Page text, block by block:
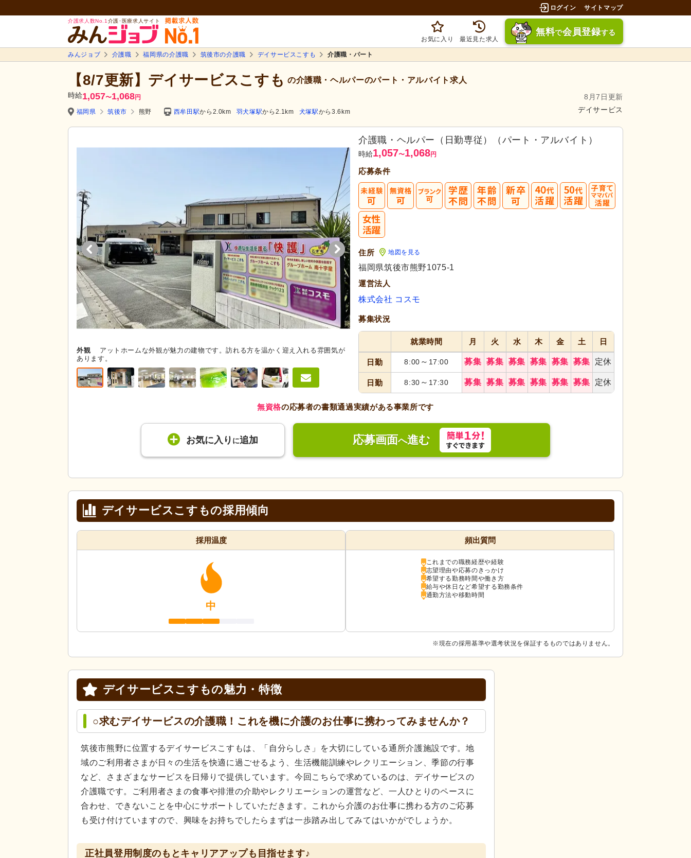
ログイン サイトマップ
介護求人数No.1 介護･医療求人サイト
お気に入り 最近見た求人
無料で会員登録する
みんジョブ 介護職 福岡県の介護職 筑後市の介護職 デイサービスこすも 介護職・パート
【8/7更新】デイサービスこすも の介護職・ヘルパーのパート・アルバイト求人
時給1,057〜1,068円
8月7日更新
デイサービス
福岡県 筑後市 熊野 西牟田駅から2.0km 羽犬塚駅から2.1km 犬塚駅から3.6km
外観
アットホームな外観が魅力の建物です。訪れる方を温かく迎え入れる雰囲気が
あります。
エントランス
広々としたエントランスは、明るく開放的な雰囲気です。外出時の動
線もスムーズに確保されています。
介護職・ヘルパー（日勤専従）（パート・アルバイト）
時給1,057〜1,068円
応募条件
住所 地図を見る
福岡県筑後市熊野1075-1
運営法人
株式会社 コスモ
募集状況
就業時間 月 火 水 木 金 土 日
日勤 8:00 ～ 17:00 募集 募集 募集 募集 募集 募集 定休
日勤 8:30 ～ 17:30 募集 募集 募集 募集 募集 募集 定休
無資格の応募者の書類通過実績がある事業所です
お気に入り に追加 応募画面へ進む
デイサービスこすもの採用傾向
採用温度
中
頻出質問
これまでの職務経歴や経験
志望理由や応募のきっかけ
希望する勤務時間や働き方
給与や休日など希望する勤務条件
通勤方法や移動時間
※現在の採用基準や選考状況を保証するものではありません。
デイサービスこすもの魅力・特徴
○求むデイサービスの介護職！これを機に介護のお仕事に携わってみませんか？
筑後市熊野に位置するデイサービスこすもは、「自分らしさ」を大切にしている通所介護施設です。地
域のご利用者さまが日々の生活を快適に過ごせるよう、生活機能訓練やレクリエーション、季節の行事
など、さまざまなサービスを日帰りで提供しています。今回こちらで求めているのは、デイサービスの
介護職です。ご利用者さまの食事や排泄の介助やレクリエーションの運営など、一人ひとりのペースに
合わせ、できないことを中心にサポートしていただきます。これから介護のお仕事に携わる方のご応募
も受け付けていますので、興味をお持ちでしたらまずは一歩踏み出してみてはいかがでしょうか。
正社員登用制度のもとキャリアアップも目指せます♪